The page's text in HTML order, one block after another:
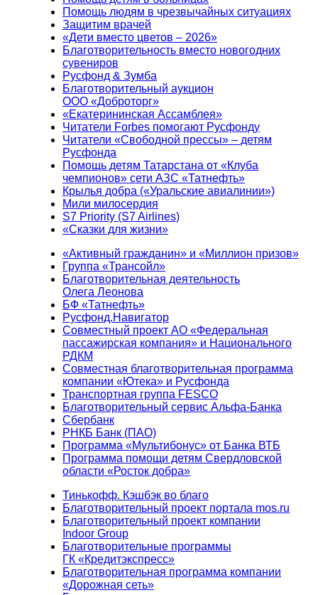
Помощь людям в чрезвычайных ситуациях
Защитим врачей
«Дети вместо цветов – 2026»
Благотворительность вместо новогодних
сувениров
Русфонд & Зумба
Благотворительный аукцион
ООО «Доброторг»
«Екатерининская Ассамблея»
Читатели Forbes помогают Русфонду
Читатели «Свободной прессы» – детям
Русфонда
Помощь детям Татарстана от «Клуба
чемпионов» сети АЗС «Татнефть»
Крылья добра («Уральские авиалинии»)
Мили милосердия
S7 Priority (S7 Airlines)
«Сказки для жизни»
«Активный гражданин» и «Миллион призов»
Группа «Трансойл»
Благотворительная деятельность
Олега Леонова
БФ «Татнефть»
Русфонд.Навигатор
Совместный проект АО «Федеральная
пассажирская компания» и Национального
РДКМ
Совместная благотворительная программа
компании «Ютека» и Русфонда
Транспортная группа FESCO
Благотворительный сервис Альфа-Банка
Сбербанк
РНКБ Банк (ПАО)
Программа «Мультибонус» от Банка ВТБ
Программа помощи детям Свердловской
области «Росток добра»
Тинькофф. Кэшбэк во благо
Благотворительный проект портала mos.ru
Благотворительный проект компании
Indoor Group
Благотворительные программы
ГК «Кредитэкспресс»
Благотворительная программа компании
«Дорожная сеть»